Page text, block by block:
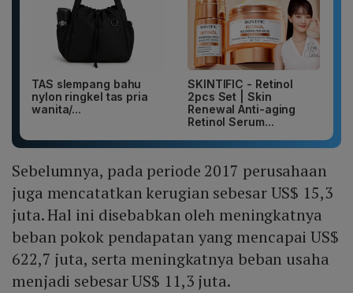
TAS slempang bahu
nylon ringkel tas pria
wanita/...
SKINTIFIC - Retinol
2pcs Set | Skin
Renewal Anti-aging
Retinol Serum...
Sebelumnya, pada periode 2017 perusahaan
juga mencatatkan kerugian sebesar US$ 15,3
juta. Hal ini disebabkan oleh meningkatnya
beban pokok pendapatan yang mencapai US$
622,7 juta, serta meningkatnya beban usaha
menjadi sebesar US$ 11,3 juta.